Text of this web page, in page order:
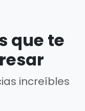
que te
increíbles